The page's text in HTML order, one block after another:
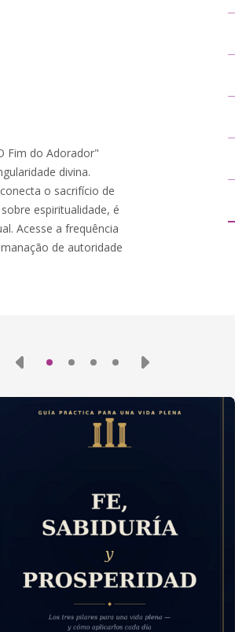
Fim do Adorador"
divina.
o sacrifício de
espiritualidade, é
Acesse a frequência
de autoridade